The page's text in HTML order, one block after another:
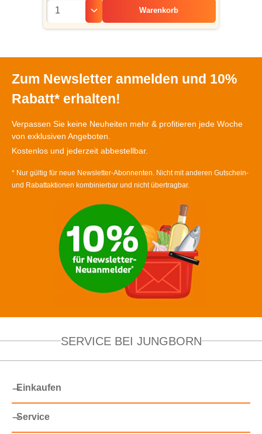
Warenkorb
Zum Newsletter anmelden und 10%
Rabatt* erhalten!
Verpassen Sie keine Neuheiten mehr & profitieren jede Woche
von exklusiven Angeboten.
Kostenlos und jederzeit abbestellbar.
* Nur gültig für neue Newsletter-Abonnenten. Nicht mit anderen Gutschein-
und Rabattaktionen kombinierbar und nicht übertragbar.
SERVICE BEI JUNGBORN
Einkaufen
Service